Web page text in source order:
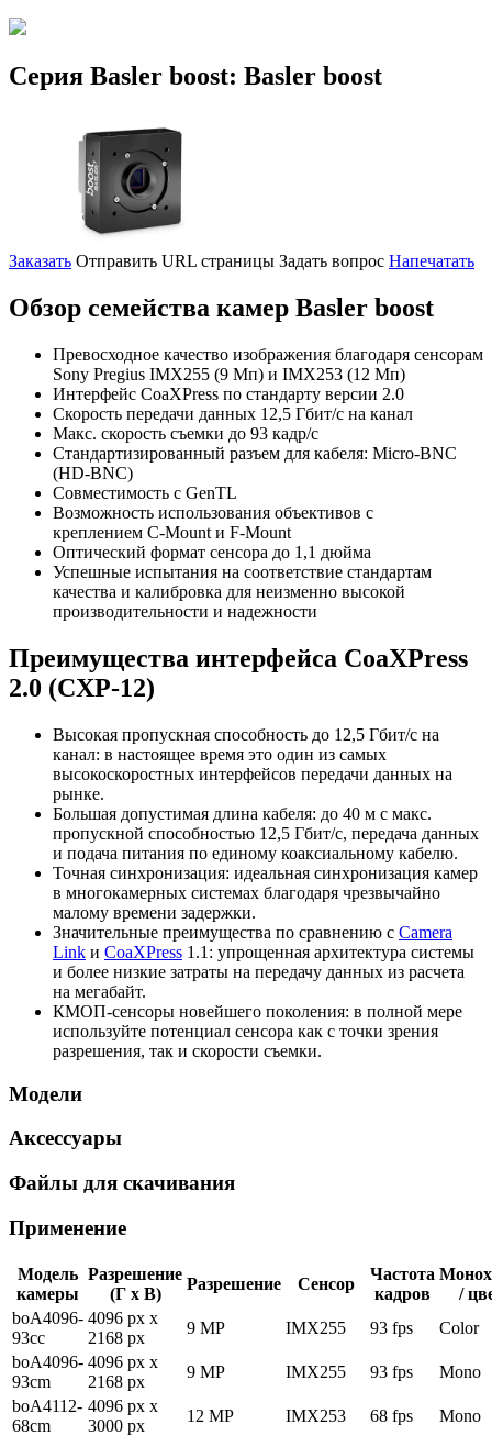
Серия Basler boost: Basler boost
Заказать Отправить URL страницы Задать вопрос Напечатать
Обзор семейства камер Basler boost
Превосходное качество изображения благодаря сенсорам
Sony Pregius IMX255 (9 Мп) и IMX253 (12 Мп)
Интерфейс CoaXPress по стандарту версии 2.0
Скорость передачи данных 12,5 Гбит/с на канал
Макс. скорость съемки до 93 кадр/с
Стандартизированный разъем для кабеля: Micro-BNC
(HD-BNC)
Совместимость с GenTL
Возможность использования объективов с
креплением C-Mount и F-Mount
Оптический формат сенсора до 1,1 дюйма
Успешные испытания на соответствие стандартам
качества и калибровка для неизменно высокой
производительности и надежности
Преимущества интерфейса CoaXPress
2.0 (CXP-12)
Высокая пропускная способность до 12,5 Гбит/с на
канал: в настоящее время это один из самых
высокоскоростных интерфейсов передачи данных на
рынке.
Большая допустимая длина кабеля: до 40 м с макс.
пропускной способностью 12,5 Гбит/с, передача данных
и подача питания по единому коаксиальному кабелю.
Точная синхронизация: идеальная синхронизация камер
в многокамерных системах благодаря чрезвычайно
малому времени задержки.
Значительные преимущества по сравнению с Camera
Link и CoaXPress 1.1: упрощенная архитектура системы
и более низкие затраты на передачу данных из расчета
на мегабайт.
КМОП-сенсоры новейшего поколения: в полной мере
используйте потенциал сенсора как с точки зрения
разрешения, так и скорости съемки.
Модели
Аксессуары
Файлы для скачивания
Применение
Модель
камеры
Разрешение
(Г x В)
Разрешение Сенсор
Частота
кадров
/
boA4096-
93cc
4096 px x
2168 px
9 MP IMX255 93 fps
Color
boA4096-
93cm
4096 px x
2168 px
9 MP IMX255 93 fps
Mono
boA4112-
68cm
4096 px x
3000 px
12 MP IMX253 68 fps
Mono